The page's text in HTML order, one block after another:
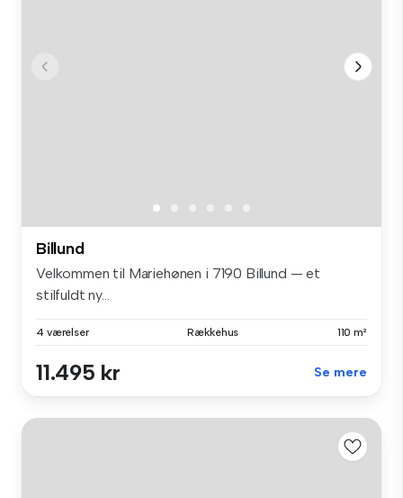
Billund
Velkommen til Mariehønen i 7190 Billund — et
stilfuldt ny...
4 værelser Rækkehus 110 m²
11.495 kr Se mere